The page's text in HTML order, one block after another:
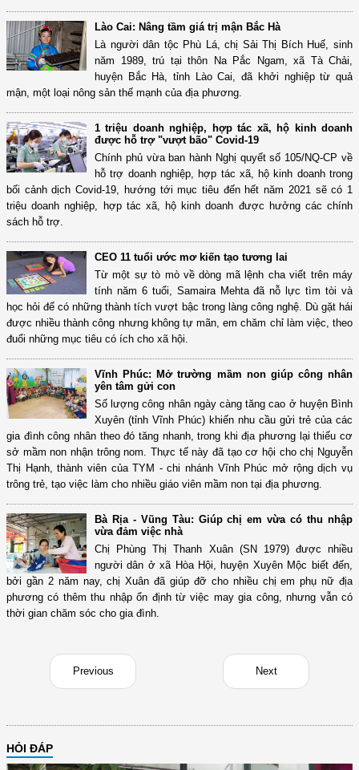
Lào Cai: Nâng tầm giá trị mận Bắc Hà
Là người dân tộc Phù Lá, chị Sải Thị Bích Huế, sinh
năm 1989, trú tại thôn Na Pắc Ngam, xã Tà Chải,
huyện Bắc Hà, tỉnh Lào Cai, đã khởi nghiệp từ quả
mận, một loại nông sản thế mạnh của địa phương.
1 triệu doanh nghiệp, hợp tác xã, hộ kinh doanh
được hỗ trợ "vượt bão" Covid-19
Chính phủ vừa ban hành Nghị quyết số 105/NQ-CP về
hỗ trợ doanh nghiệp, hợp tác xã, hộ kinh doanh trong
bối cảnh dịch Covid-19, hướng tới mục tiêu đến hết năm 2021 sẽ có 1
triệu doanh nghiệp, hợp tác xã, hộ kinh doanh được hưởng các chính
sách hỗ trợ.
CEO 11 tuổi ước mơ kiến tạo tương lai
Từ một sự tò mò về dòng mã lệnh cha viết trên máy
tính năm 6 tuổi, Samaira Mehta đã nỗ lực tìm tòi và
học hỏi để có những thành tích vượt bậc trong làng công nghệ. Dù gặt hái
được nhiều thành công nhưng không tự mãn, em chăm chỉ làm việc, theo
đuổi những mục tiêu có ích cho xã hội.
Vĩnh Phúc: Mở trường mầm non giúp công nhân
yên tâm gửi con
Số lượng công nhân ngày càng tăng cao ở huyện Bình
Xuyên (tỉnh Vĩnh Phúc) khiến nhu cầu gửi trẻ của các
gia đình công nhân theo đó tăng nhanh, trong khi địa phương lại thiếu cơ
sở mầm non nhận trông nom. Thực tế này đã tạo cơ hội cho chị Nguyễn
Thị Hạnh, thành viên của TYM - chi nhánh Vĩnh Phúc mở rộng dịch vụ
trông trẻ, tạo việc làm cho nhiều giáo viên mầm non tại địa phương.
Bà Rịa - Vũng Tàu: Giúp chị em vừa có thu nhập
vừa đảm việc nhà
Chị Phùng Thị Thanh Xuân (SN 1979) được nhiều
người dân ở xã Hòa Hội, huyện Xuyên Mộc biết đến,
bởi gần 2 năm nay, chị Xuân đã giúp đỡ cho nhiều chị em phụ nữ địa
phương có thêm thu nhập ổn định từ việc may gia công, nhưng vẫn có
thời gian chăm sóc cho gia đình.
Previous Next
HỎI ĐÁP